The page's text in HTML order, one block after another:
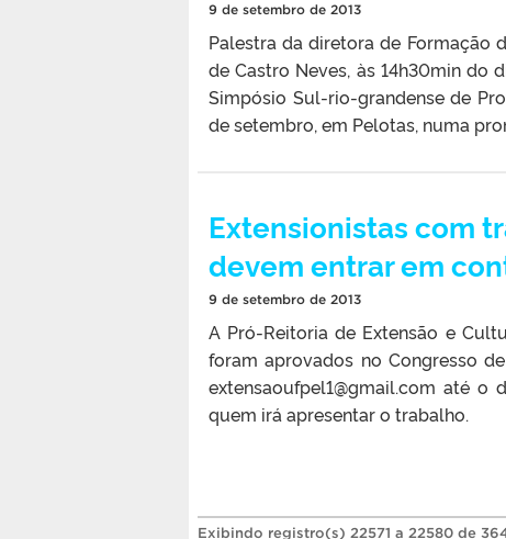
9 de setembro de 2013
Palestra da diretora de Formação
de Castro Neves, às 14h30min do
Simpósio Sul-rio-grandense de
de setembro, em Pelotas, numa
Extensionistas com
devem entrar em
9 de setembro de 2013
A Pró-Reitoria de Extensão e
foram aprovados no Congresso
extensaoufpel1@gmail.com até
quem irá apresentar o trabalho.
Exibindo registro(s) 22571 a 22580 de